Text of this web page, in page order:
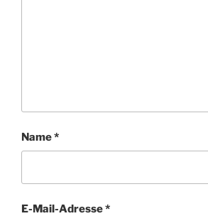
Name*
E-Mail-Adresse*